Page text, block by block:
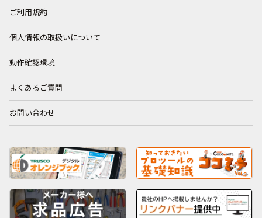
ご利用規約
個人情報の取扱いについて
動作確認環境
よくあるご質問
お問い合わせ